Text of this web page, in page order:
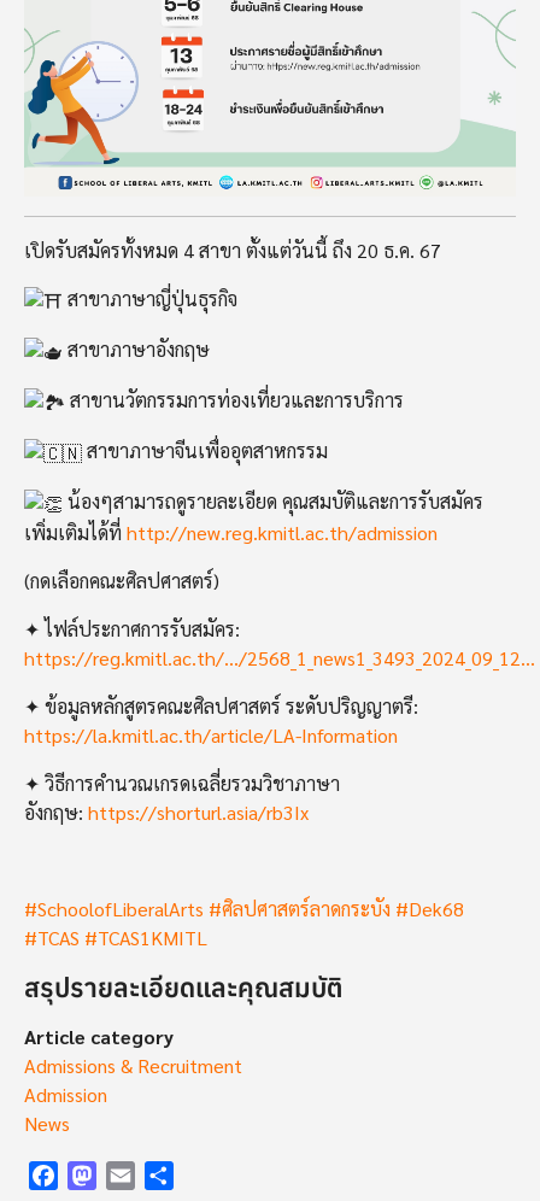
เปิดรับสมัครทั้งหมด 4 สาขา ตั้งแต่วันนี้ ถึง 20 ธ.ค. 67
สาขาภาษาญี่ปุ่นธุรกิจ
สาขาภาษาอังกฤษ
สาขานวัตกรรมการท่องเที่ยวและการบริการ
สาขาภาษาจีนเพื่ออุตสาหกรรม
น้องๆสามารถดูรายละเอียด คุณสมบัติและการรับสมัคร
เพิ่มเติมได้ที่ http://new.reg.kmitl.ac.th/admission
(กดเลือกคณะศิลปศาสตร์)
✦ ไฟล์ประกาศการรับสมัคร:
https://reg.kmitl.ac.th/.../2568_1_news1_3493_2024_09_12...
✦ ข้อมูลหลักสูตรคณะศิลปศาสตร์ ระดับปริญญาตรี:
https://la.kmitl.ac.th/article/LA-Information
✦ วิธีการคำนวณเกรดเฉลี่ยรวมวิชาภาษา
อังกฤษ: https://shorturl.asia/rb3Ix
#SchoolofLiberalArts #ศิลปศาสตร์ลาดกระบัง #Dek68
#TCAS #TCAS1KMITL
สรุปรายละเอียดและคุณสมบัติ
Article category
Admissions & Recruitment
Admission
News
FacebookMastodon
Email